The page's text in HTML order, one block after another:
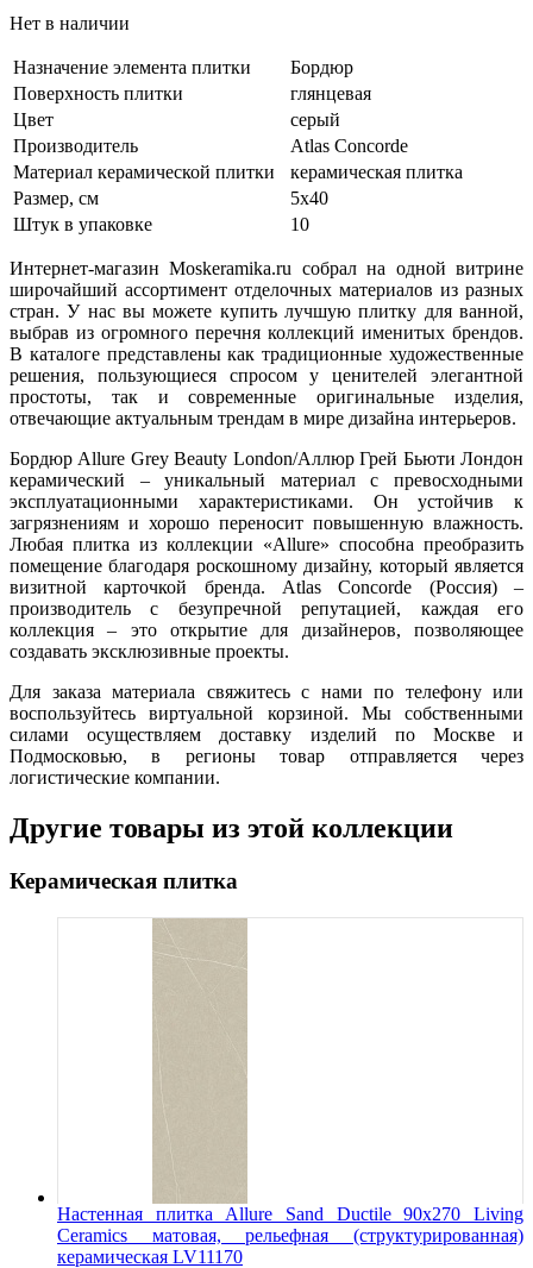
Нет в наличии
Назначение элемента плитки
Бордюр
Поверхность плитки
глянцевая
Цвет
серый
Производитель
Atlas Concorde
Материал керамической плитки
керамическая плитка
Размер, см
5х40
Штук в упаковке
10
Интернет-магазин Moskeramika.ru собрал на одной витрине
широчайший ассортимент отделочных материалов из разных
стран. У нас вы можете купить лучшую плитку для ванной,
выбрав из огромного перечня коллекций именитых брендов.
В каталоге представлены как традиционные художественные
решения, пользующиеся спросом у ценителей элегантной
простоты, так и современные оригинальные изделия,
отвечающие актуальным трендам в мире дизайна интерьеров.
Бордюр Allure Grey Beauty London/Аллюр Грей Бьюти Лондон
керамический – уникальный материал с превосходными
эксплуатационными характеристиками. Он устойчив к
загрязнениям и хорошо переносит повышенную влажность.
Любая плитка из коллекции «Allure» способна преобразить
помещение благодаря роскошному дизайну, который является
визитной карточкой бренда. Atlas Concorde (Россия) –
производитель с безупречной репутацией, каждая его
коллекция – это открытие для дизайнеров, позволяющее
создавать эксклюзивные проекты.
Для заказа материала свяжитесь с нами по телефону или
воспользуйтесь виртуальной корзиной. Мы собственными
силами осуществляем доставку изделий по Москве и
Подмосковью, в регионы товар отправляется через
логистические компании.
Другие товары из этой коллекции
Керамическая плитка
Настенная плитка Allure Sand Ductile 90x270 Living
Ceramics матовая, рельефная (структурированная)
керамическая LV11170